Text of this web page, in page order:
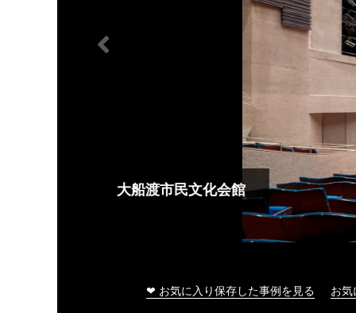
大船渡市民文化会館
❤ お気に入り保存した事例を見る お